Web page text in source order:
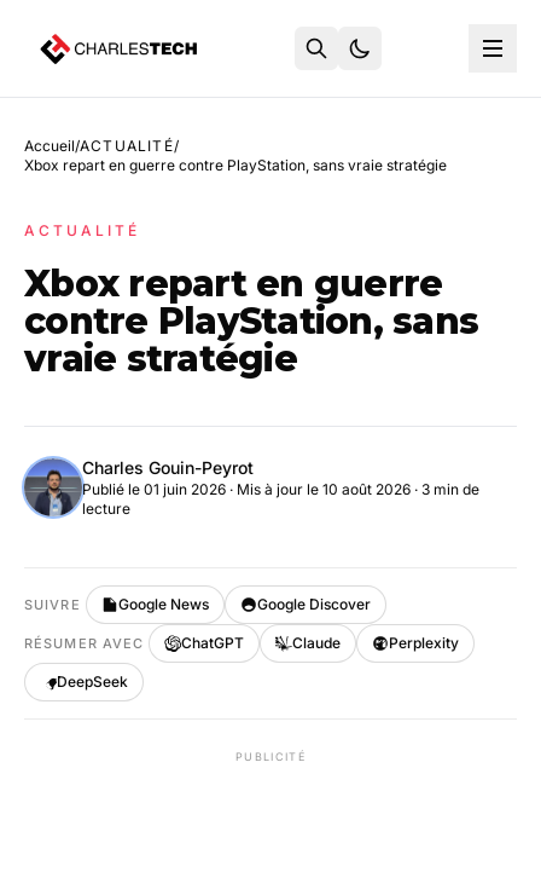
Accueil/ACTUALITÉ/
Xbox repart en guerre contre PlayStation, sans vraie stratégie
ACTUALITÉ
Xbox repart en guerre
contre PlayStation, sans
vraie stratégie
Charles Gouin-Peyrot
Publié le 01 juin 2026 · Mis à jour le 10 août 2026 · 3 min de
lecture
SUIVRE Google News Google Discover
RÉSUMER AVEC ChatGPT Claude Perplexity
DeepSeek
PUBLICITÉ